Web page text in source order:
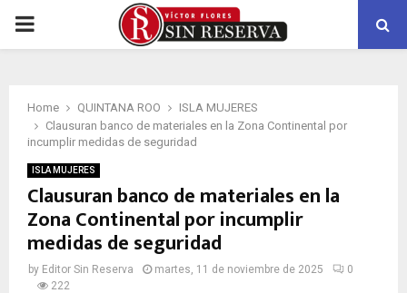
PRIMARY
Home QUINTANA ROO
ISLA MUJERES
Clausuran banco de materiales en la Zona Continental por
incumplir medidas de seguridad
ISLA MUJERES
Clausuran banco de materiales en la
Zona Continental por incumplir
medidas de seguridad
by Editor Sin Reserva martes, 11 de noviembre de 2025
0
222